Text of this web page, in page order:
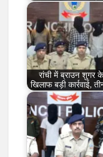
रांची में ब्राउन शुगर
खिलाफ बड़ी कार्रवाई,